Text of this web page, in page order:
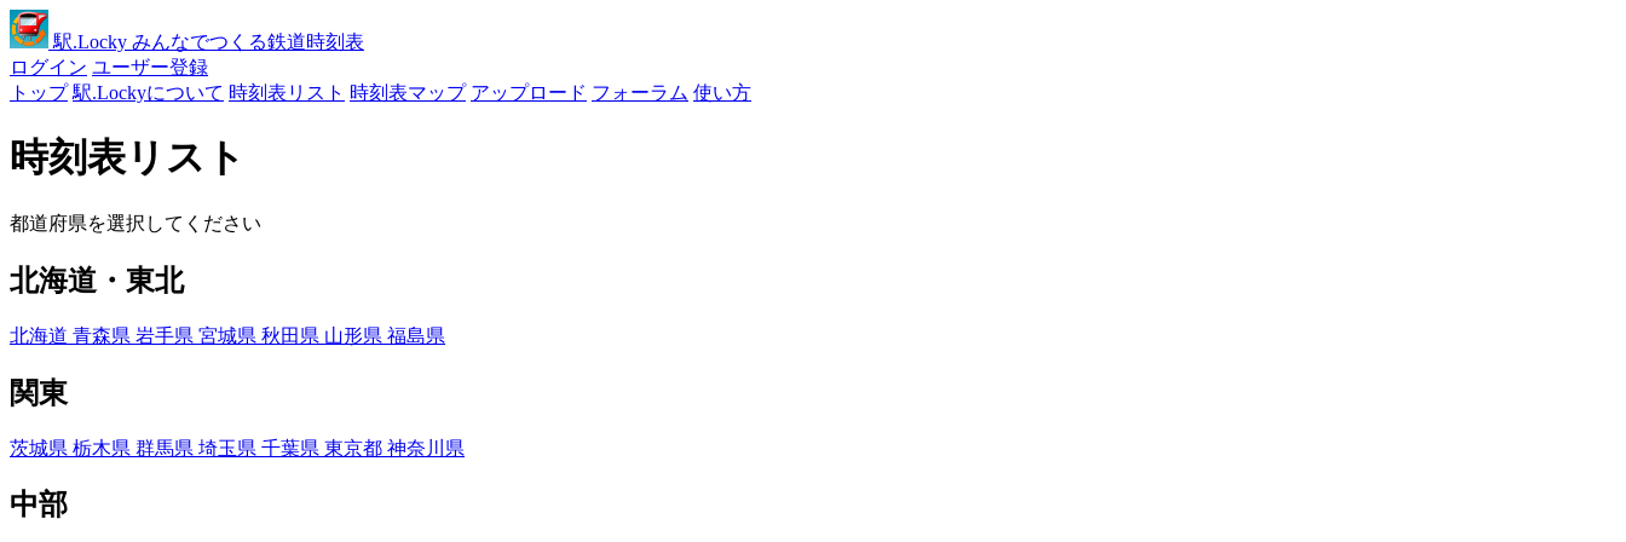
駅.Locky みんなでつくる鉄道時刻表
ログイン ユーザー登録
トップ 駅.Lockyについて 時刻表リスト 時刻表マップ アップロード フォーラム 使い方
時刻表リスト
都道府県を選択してください
北海道・東北
北海道 青森県 岩手県 宮城県 秋田県 山形県 福島県
関東
茨城県 栃木県 群馬県 埼玉県 千葉県 東京都 神奈川県
中部